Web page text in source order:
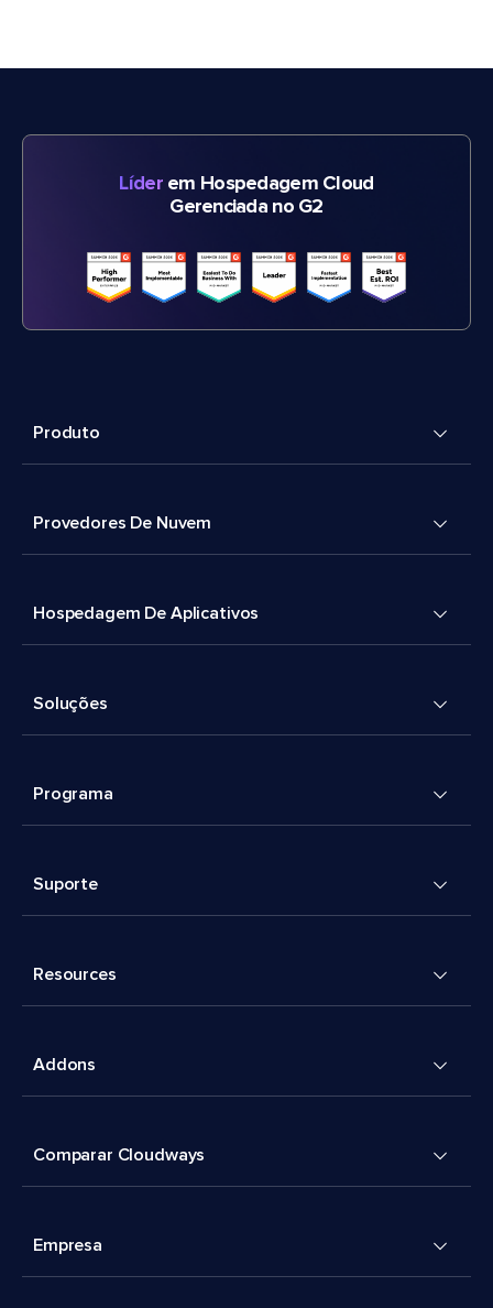
Líderem Hospedagem Cloud
Gerenciada no G2
Produto
Provedores De Nuvem
Hospedagem De Aplicativos
Soluções
Programa
Suporte
Resources
Addons
Comparar Cloudways
Empresa